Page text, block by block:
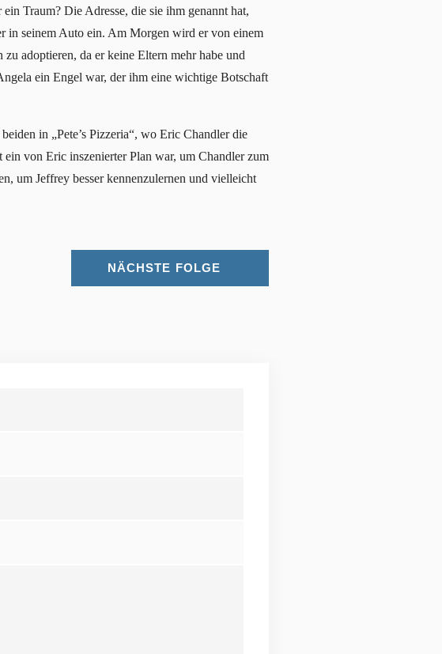
Traum? Die Adresse, die sie ihm genannt hat,
in seinem Auto ein. Am Morgen wird er von einem
adoptieren, da er keine Eltern mehr habe und
ein Engel war, der ihm eine wichtige Botschaft
in „Pete’s Pizzeria“, wo Eric Chandler die
von Eric inszenierter Plan war, um Chandler zum
um Jeffrey besser kennenzulernen und vielleicht
NÄCHSTE FOLGE